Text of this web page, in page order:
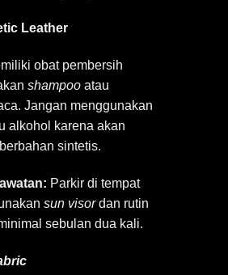
Leather
obat pembersih
shampoo atau
Jangan menggunakan
alkohol karena akan
sintetis.
Parkir di tempat
sun visordan rutin
sebulan dua kali.